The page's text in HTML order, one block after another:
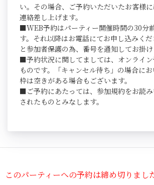
い。その場合、ご予約いただいたお客様
連絡差し上げます。
■WEB予約はパーティー開催時間の30分
す。それ以降はお電話にてお申し込みく
と参加者保護の為、番号を通知してお掛け
■予約状況に関してましては、オンライン
ものです。「キャンセル待ち」の場合に
枠は空きがある場合もございます。
■ご予約にあたっては、参加規約をお読
されたものとみなします。
このパーティーへの予約は締め切りました